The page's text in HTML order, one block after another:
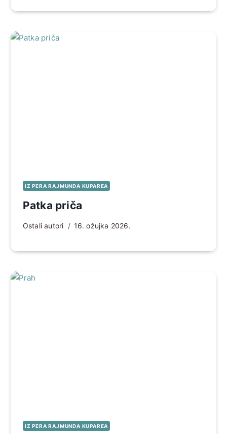
IZ PERA RAJMUNDA KUPAREA
Patka priča
Ostali autori 16. ožujka 2026.
IZ PERA RAJMUNDA KUPAREA